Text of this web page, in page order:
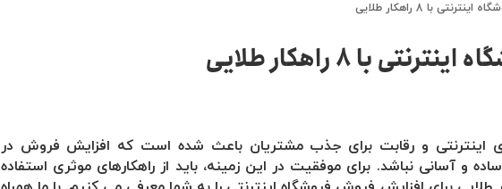
با 8 راهکار طلایی
با 8 راهکار طلایی
اینترنتی و رقابت برای جذب مشتریان باعث شده است که افزایش فروش در
و آسانی نباشد. برای موفقیت در این زمینه، باید از راهکارهای موثری استفاده